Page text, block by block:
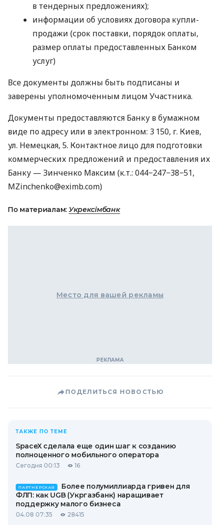
в тендерных предложениях);
информации об условиях договора купли-
продажи (срок поставки, порядок оплаты,
размер оплаты предоставленных Банком
услуг)
Все документы должны быть подписаны и
заверены уполномоченным лицом Участника.
Документы предоставляются Банку в бумажном
виде по адресу или в электронном: 3 150, г. Киев,
ул. Немецкая, 5. Контактное лицо для подготовки
коммерческих предложений и предоставления их
Банку — Зинченко Максим (к.т.: 044−247−38−51,
MZinchenko@eximb.com)
По материалам: Укрексiмбанк
Место для вашей рекламы
ПОДЕЛИТЬСЯ НОВОСТЬЮ
ТАКЖЕ ПО ТЕМЕ
SpaceX сделала еще один шаг к созданию
полноценного мобильного оператора
Сегодня 00:13 16
ПАРТНЕРСКАЯ
Более полумиллиарда гривен для
ФЛП: как UGB (Укргазбанк) наращивает
поддержку малого бизнеса
04.08 07:35 28415